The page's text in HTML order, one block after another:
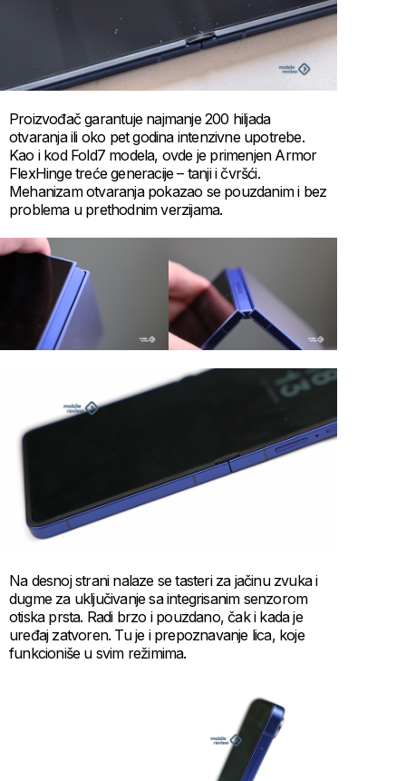
Proizvođač garantuje najmanje 200 hiljada
otvaranja ili oko pet godina intenzivne upotrebe.
Kao i kod Fold7 modela, ovde je primenjen Armor
FlexHinge treće generacije – tanji i čvršći.
Mehanizam otvaranja pokazao se pouzdanim i bez
problema u prethodnim verzijama.
Na desnoj strani nalaze se tasteri za jačinu zvuka i
dugme za uključivanje sa integrisanim senzorom
otiska prsta. Radi brzo i pouzdano, čak i kada je
uređaj zatvoren. Tu je i prepoznavanje lica, koje
funkcioniše u svim režimima.